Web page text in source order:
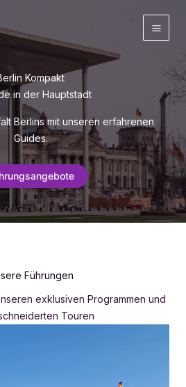
Kompakt
in der Hauptstadt
Berlins mit unseren erfahrenen
Guides.
Führungen
exklusiven Programmen und
Touren